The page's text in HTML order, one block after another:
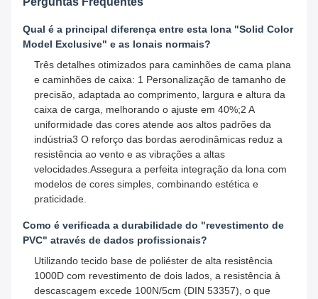
Qual é a principal diferença entre esta lona "Solid Color
Model Exclusive" e as lonais normais?
Três detalhes otimizados para caminhões de cama plana
e caminhões de caixa: 1 Personalização de tamanho de
precisão, adaptada ao comprimento, largura e altura da
caixa de carga, melhorando o ajuste em 40%;2 A
uniformidade das cores atende aos altos padrões da
indústria3 O reforço das bordas aerodinâmicas reduz a
resistência ao vento e as vibrações a altas
velocidades.Assegura a perfeita integração da lona com
modelos de cores simples, combinando estética e
praticidade.
Como é verificada a durabilidade do "revestimento de
PVC" através de dados profissionais?
Utilizando tecido base de poliéster de alta resistência
1000D com revestimento de dois lados, a resistência à
descascagem excede 100N/5cm (DIN 53357), o que